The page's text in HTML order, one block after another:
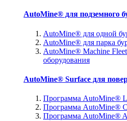
AutoMine® для подземного
AutoMine® для одной
AutoMine® для парка
AutoMine® Machine
оборудования
AutoMine® Surface для
Программа AutoMine®
Программа AutoMine®
Программа AutoMine®